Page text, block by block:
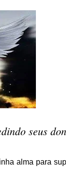
seus
alma para